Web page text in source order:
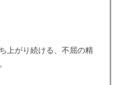
上がり続ける、不屈の精